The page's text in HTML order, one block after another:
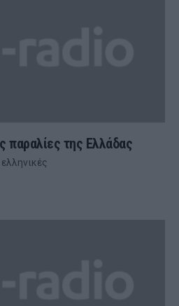
παραλίες της Ελλάδας